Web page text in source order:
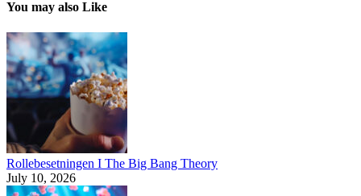
You may also Like
Rollebesetningen I The Big Bang Theory
July 10, 2026